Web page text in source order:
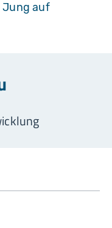
Jung auf